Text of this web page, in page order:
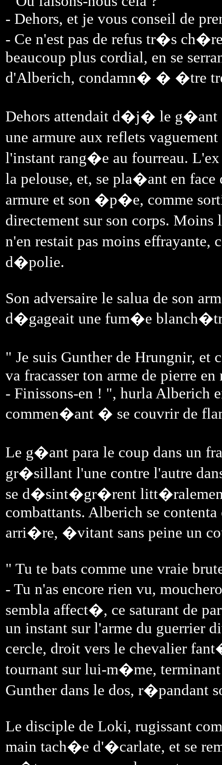
- Dehors, et je vous conseil de
- Ce n'est pas de refus tr�s
beaucoup plus cordial, en se
d'Alberich, condamn� � �tre
Dehors attendait d�j� le g�ant
une armure aux reflets
l'instant rang�e au fourreau.
la pelouse, et, se pla�ant en
armure et son �p�e, comme
directement sur son corps.
n'en restait pas moins
d�polie.
Son adversaire le salua de son
d�gageait une fum�e
" Je suis Gunther de Hrungnir,
va fracasser ton arme de pierre
- Finissons-en ! ", hurla Alberich
commen�ant � se couvrir de
Le g�ant para le coup dans un
gr�sillant l'une contre l'autre
se d�sint�gr�rent litt�ralement
combattants. Alberich se
arri�re, �vitant sans peine un
" Tu te bats comme une vraie
- Tu n'as encore rien vu,
sembla affect�, ce saturant de
un instant sur l'arme du guerrier
cercle, droit vers le chevalier
tournant sur lui-m�me,
Gunther dans le dos, r�pandant
Le disciple de Loki, rugissant
main tach�e d'�carlate, et se